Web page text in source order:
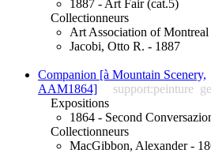
1887 - Art Fair (cat.5)
Collectionneurs
Art Association of Montreal
Jacobi, Otto R. - 1887
Companion [à Mountain Scenery,
AAM1864]
support:peinture
Expositions
1864 - Second
Collectionneurs
MacGibbon, Alexander -